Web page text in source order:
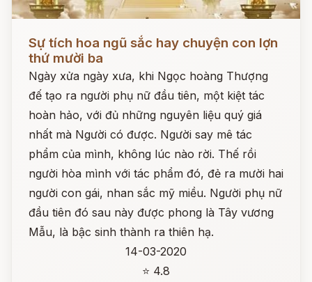
Sự tích hoa ngũ sắc hay chuyện con lợn
thứ mười ba
Ngày xửa ngày xưa, khi Ngọc hoàng Thượng
đế tạo ra người phụ nữ đầu tiên, một kiệt tác
hoàn hảo, với đủ những nguyên liệu quý giá
nhất mà Người có được. Người say mê tác
phẩm của mình, không lúc nào rời. Thế rồi
người hòa mình với tác phẩm đó, đẻ ra mười hai
người con gái, nhan sắc mỹ miều. Người phụ nữ
đầu tiên đó sau này được phong là Tây vương
Mẫu, là bậc sinh thành ra thiên hạ.
14-03-2020
⭐ 4.8